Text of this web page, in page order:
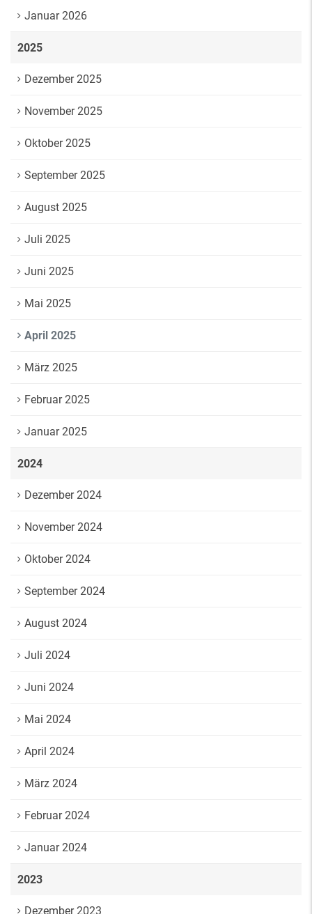
Januar 2026
2025
Dezember 2025
November 2025
Oktober 2025
September 2025
August 2025
Juli 2025
Juni 2025
Mai 2025
April 2025
März 2025
Februar 2025
Januar 2025
2024
Dezember 2024
November 2024
Oktober 2024
September 2024
August 2024
Juli 2024
Juni 2024
Mai 2024
April 2024
März 2024
Februar 2024
Januar 2024
2023
Dezember 2023